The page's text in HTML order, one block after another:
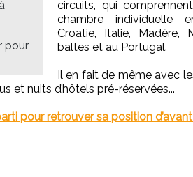
pour
circuits, qui
chambre individuelle
Croatie, Italie, Madère,
baltes et au Portugal.
Il en fait de même avec
et nuits d’hôtels pré-réservées...
pour retrouver sa position